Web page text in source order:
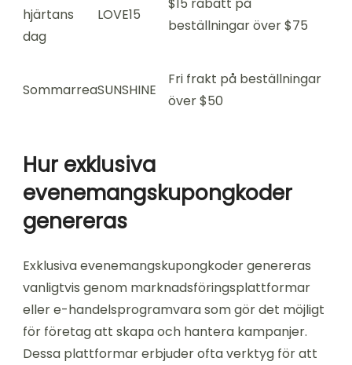
hjärtans
dag
LOVE15
beställningar över $75
SommarreaSUNSHINE
Fri frakt på beställningar
över $50
Hur exklusiva
evenemangskupongkoder
genereras
Exklusiva evenemangskupongkoder genereras
vanligtvis genom marknadsföringsplattformar
eller e-handelsprogramvara som gör det möjligt
för företag att skapa och hantera kampanjer.
Dessa plattformar erbjuder ofta verktyg för att